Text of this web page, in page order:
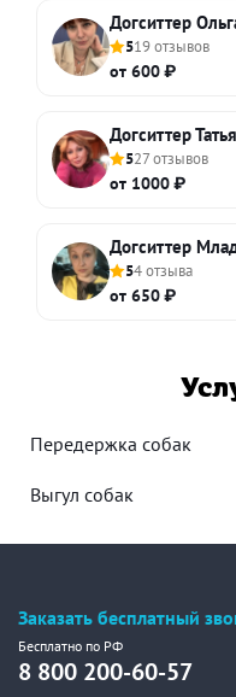
Догситтер
519 отзывов
от 600 ₽
Догситтер
527 отзывов
от 1000 ₽
Догситтер
54 отзыва
от 650 ₽
Передержка собак
Выгул собак
Заказать бесплатный
Бесплатно по РФ
8 800 200-60-57